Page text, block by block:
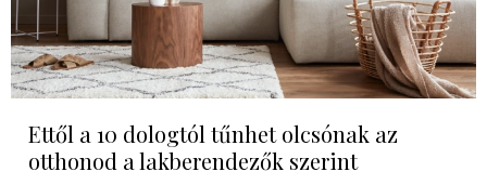
Ettől a 10 dologtól tűnhet olcsónak az
otthonod a lakberendezők szerint